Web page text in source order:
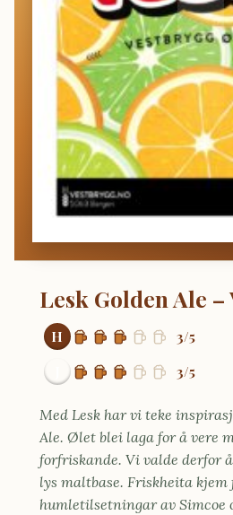
Lesk Golden Ale
H
3/5
3/5
Med Lesk har vi teke
Ale. Ølet blei laga for å vere
forfriskande. Vi valde derfor
lys maltbase. Friskheita kjem
humletilsetningar av Simcoe